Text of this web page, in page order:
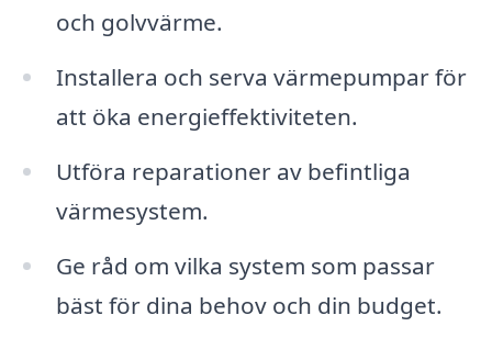
och golvvärme.
Installera och serva värmepumpar för
att öka energieffektiviteten.
Utföra reparationer av befintliga
värmesystem.
Ge råd om vilka system som passar
bäst för dina behov och din budget.